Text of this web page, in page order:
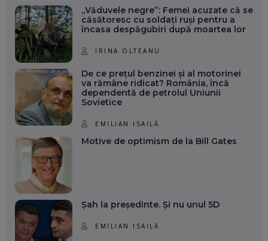
„Văduvele negre”: Femei acuzate că se
căsătoresc cu soldați ruși pentru a
încasa despăgubiri după moartea lor
IRINA OLTEANU
De ce prețul benzinei și al motorinei
va rămâne ridicat? România, încă
dependentă de petrolul Uniunii
Sovietice
EMILIAN ISAILĂ
Motive de optimism de la Bill Gates
Șah la președinte. Și nu unul 5D
EMILIAN ISAILĂ